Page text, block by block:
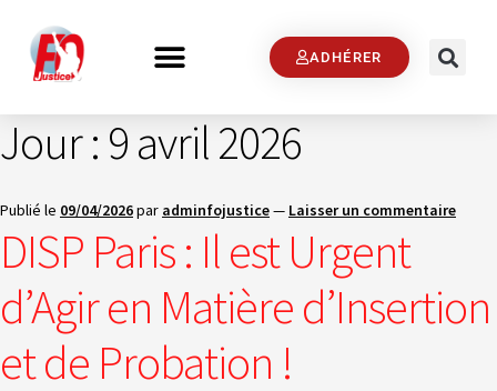
ADHÉRER
Jour : 9 avril 2026
Publié le 09/04/2026par adminfojustice— Laisser un commentaire
DISP Paris : Il est Urgent
d’Agir en Matière d’Insertion
et de Probation !